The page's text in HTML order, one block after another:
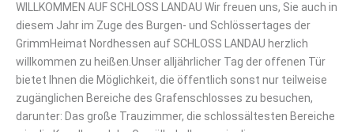
WILLKOMMEN AUF SCHLOSS LANDAU Wir freuen uns, Sie auch in
diesem Jahr im Zuge des Burgen- und Schlössertages der
GrimmHeimat Nordhessen auf SCHLOSS LANDAU herzlich
willkommen zu heißen.Unser alljährlicher Tag der offenen Tür
bietet Ihnen die Möglichkeit, die öffentlich sonst nur teilweise
zugänglichen Bereiche des Grafenschlosses zu besuchen,
darunter: Das große Trauzimmer, die schlossältesten Bereiche